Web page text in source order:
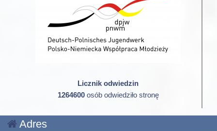
Licznik odwiedzin
1264600osób odwiedziło stronę
Adres